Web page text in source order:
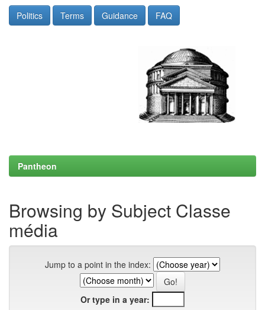
Politics Terms Guidance FAQ
Pantheon
Browsing by Subject Classe
média
Jump to a point in the index:
Or type in a year: